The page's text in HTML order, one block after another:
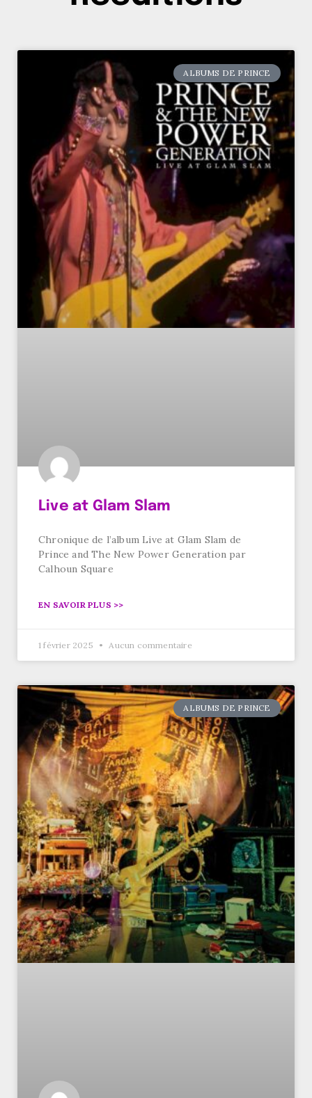
ALBUMS DE PRINCE
Live at Glam Slam
Chronique de l’album Live at Glam Slam de
Prince and The New Power Generation par
Calhoun Square
EN SAVOIR PLUS >>
1 février 2025 Aucun commentaire
ALBUMS DE PRINCE